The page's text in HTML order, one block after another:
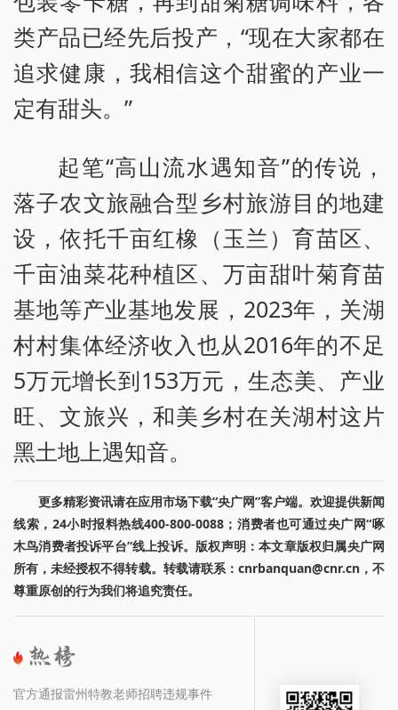
类产品已经先后投产，“现在大家都在
追求健康，我相信这个甜蜜的产业一
定有甜头。”
起笔“高山流水遇知音”的传说，
落子农文旅融合型乡村旅游目的地建
设，依托千亩红橡（玉兰）育苗区、
千亩油菜花种植区、万亩甜叶菊育苗
基地等产业基地发展，2023年，关湖
村村集体经济收入也从2016年的不足
5万元增长到153万元，生态美、产业
旺、文旅兴，和美乡村在关湖村这片
黑土地上遇知音。
更多精彩资讯请在应用市场下载“央广网”客户端。欢迎提供新闻
线索，24小时报料热线400-800-0088；消费者也可通过央广网“啄
木鸟消费者投诉平台”线上投诉。版权声明：本文章版权归属央广网
所有，未经授权不得转载。转载请联系：cnrbanquan@cnr.cn，不
尊重原创的行为我们将追究责任。
官方通报雷州特教老师招聘违规事件